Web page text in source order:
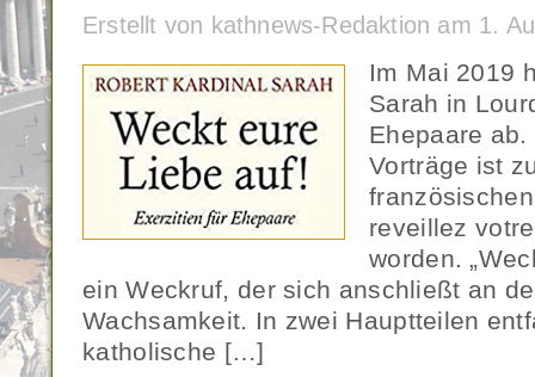
Erstellt von kathnews-Redaktion am 1.
Im Mai 2019
Sarah in
Ehepaare
Vorträge ist
reveillez
worden.
ein Weckruf, der sich anschließt an
Wachsamkeit. In zwei Hauptteilen
katholische […]